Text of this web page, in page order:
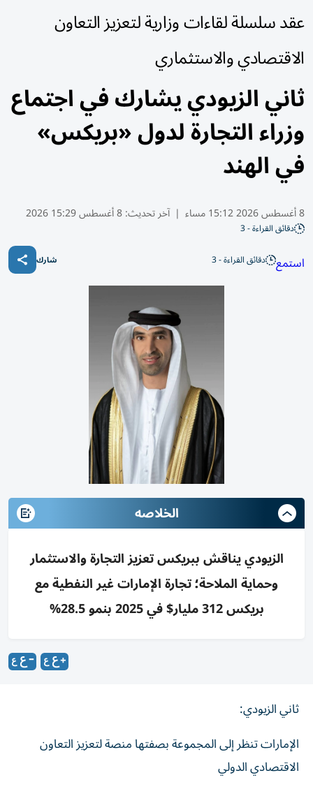
عقد سلسلة لقاءات وزارية لتعزيز التعاون
الاقتصادي والاستثماري
ثاني الزيودي يشارك في اجتماع
وزراء التجارة لدول «بريكس»
في الهند
8 أغسطس 2026 15:12 مساء | آخر تحديث:8 أغسطس 15:29 2026
دقائق القراءة - 3
استمع دقائق القراءة - 3 شارك
الخلاصه
الزيودي يناقش ببريكس تعزيز التجارة والاستثمار
وحماية الملاحة؛ تجارة الإمارات غير النفطية مع
بريكس 312 مليار$ في 2025 بنمو 28.5%
ثاني الزيودي:
الإمارات تنظر إلى المجموعة بصفتها منصة لتعزيز التعاون
الاقتصادي الدولي